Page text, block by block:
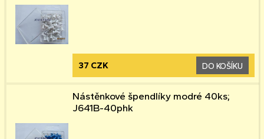
37 CZK DO KOŠÍKU
Nástěnkové špendlíky modré 40ks;
J641B-40phk